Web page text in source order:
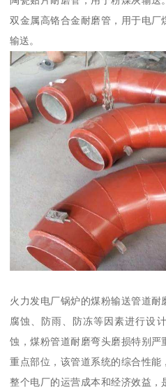
双金属高铬合金耐磨管，用于电
输送。
火力发电厂锅炉的煤粉输送管道
腐蚀、防雨、防冻等因素进行设
蚀，煤粉管道耐磨弯头磨损特别
重点部位，该管道系统的综合性能
整个电厂的运营成本和经济效益